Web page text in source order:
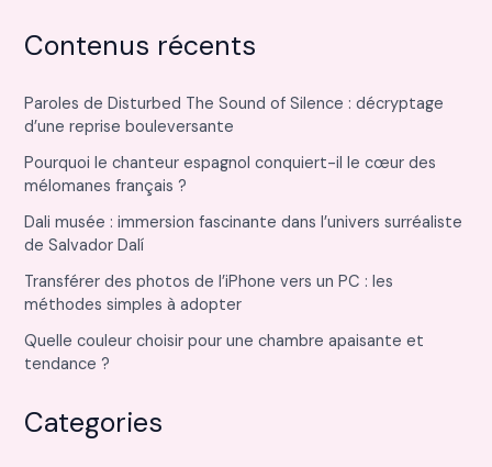
Contenus récents
Paroles de Disturbed The Sound of Silence : décryptage
d’une reprise bouleversante
Pourquoi le chanteur espagnol conquiert-il le cœur des
mélomanes français ?
Dali musée : immersion fascinante dans l’univers surréaliste
de Salvador Dalí
Transférer des photos de l’iPhone vers un PC : les
méthodes simples à adopter
Quelle couleur choisir pour une chambre apaisante et
tendance ?
Categories